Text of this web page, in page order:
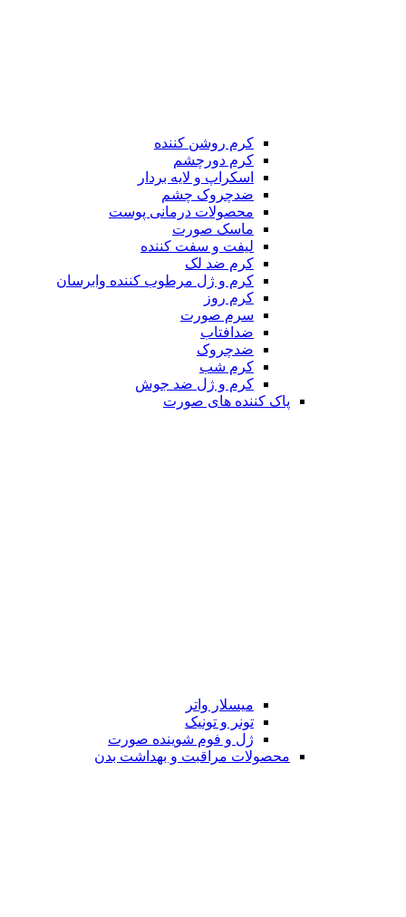
کرم روشن کننده
کرم دورچشم
اسکراپ و لایه بردار
ضدچروک چشم
محصولات درمانی پوست
ماسک صورت
لیفت و سفت کننده
کرم ضد لک
کرم و ژل مرطوب کننده وابرسان
کرم روز
سرم صورت
ضدافتاب
ضدچروک
کرم شب
کرم و ژل ضد جوش
پاک کننده های صورت
میسلار واتر
تونر و تونیک
ژل و فوم شوینده صورت
محصولات مراقبت و بهداشت بدن